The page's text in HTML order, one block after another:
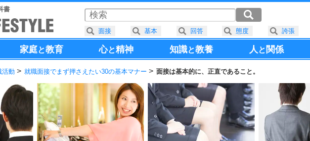
書
家庭と教育 心と精神 知識と教養 人と 関係
活動 就職面接でまず押さえたい30の基本マナー 面接は基本的に、正直であること。
面接 基本 回答 態度 誇張